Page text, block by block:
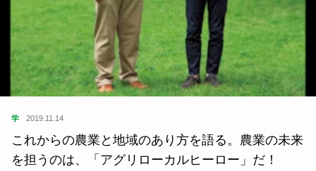
学 2019.11.14
これからの農業と地域のあり方を語る。農業の未来
を担うのは、「アグリローカルヒーロー」だ！